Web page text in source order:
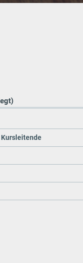
Kursleitende